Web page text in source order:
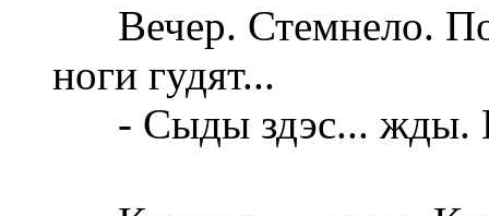
Вечер. Стемнело.
ноги гудят...
- Сыды здэс... жды.